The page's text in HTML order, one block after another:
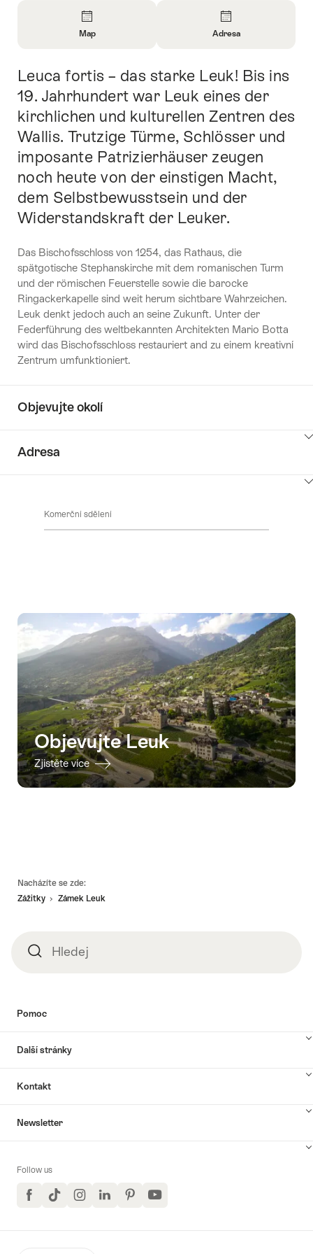
About
Map
Map
About
Contact
Adresa
Intro
Leuca fortis – das starke Leuk! Bis ins
19. Jahrhundert war Leuk eines der
kirchlichen und kulturellen Zentren des
Wallis. Trutzige Türme, Schlösser und
imposante Patrizierhäuser zeugen
noch heute von der einstigen Macht,
dem Selbstbewusstsein und der
Widerstandskraft der Leuker.
Das Bischofsschloss von 1254, das Rathaus, die
spätgotische Stephanskirche mit dem romanischen Turm
und der römischen Feuerstelle sowie die barocke
Ringackerkapelle sind weit herum sichtbare Wahrzeichen.
Leuk denkt jedoch auch an seine Zukunft. Unter der
Federführung des weltbekannten Architekten Mario Botta
wird das Bischofsschloss restauriert and zu einem kreativní
Zentrum umfunktioniert.
Objevujte okolí
Adresa
Komerční sdělení
Objevujte Leuk
Zjistěte více
Nacházíte se zde:
Zážitky
Zámek Leuk
HledejHledej
Pomoc
Další stránky
Kontakt
Newsletter
Follow us
FacebookTikTokInstagramLinkedInPinterestYouTube